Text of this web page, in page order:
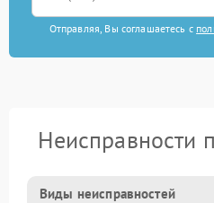
Отправляя, Вы соглашаетесь с
Неисправности
Виды неисправностей